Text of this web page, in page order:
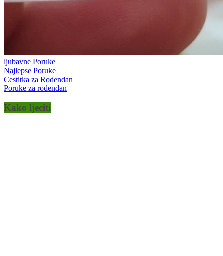
ljubavne Poruke
Najlepse Poruke
Cestitka za Rodendan
Poruke za rodendan
Kako ljeciti